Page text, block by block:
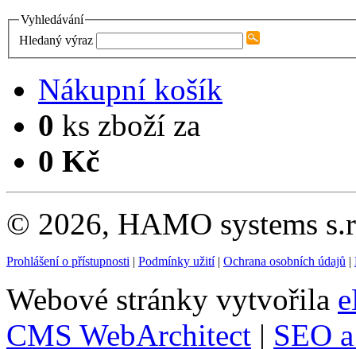
Vyhledávání
Hledaný výraz
Nákupní košík
0 ks zboží za
0 Kč
© 2026, HAMO systems
Prohlášení o přístupnosti | Podmínky užití| Ochrana osobních údajů |
Webové stránky vytvořila
CMS WebArchitect | SEO